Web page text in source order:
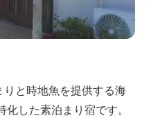
と時地魚を提供する海